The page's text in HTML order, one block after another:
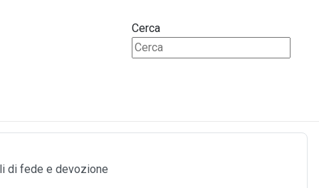
Cerca
di fede e devozione